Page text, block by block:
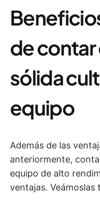
de contar
sólida
equipo
Además de las
anteriormente,
equipo de alto
ventajas. Veámoslas